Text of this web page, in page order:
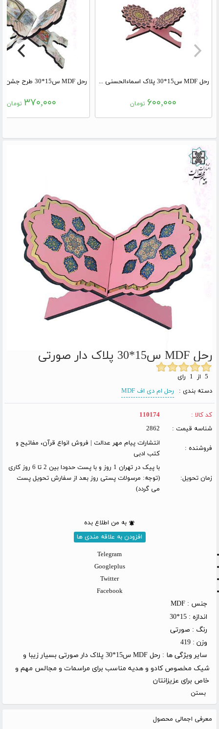
رحل MDF س15*30 پلاک اسماءالحسنی صورتی
۶۰۰,۰۰۰ تومان ۳۷۰,۰۰۰ تومان
رحل MDF س15*30 پلاک دار صورتی
دسته بندی :
رحل ام دی اف MDF
کد کالا :
110174
شناسه قیمت :
2862
فروشنده :
انتشارات پیام مهر عدالت | فروش انواع قرآن، مفاتیح و
کتب ادبی
زمان تحویل:
با پیک در تهران 1 روز و با پست حدودا بین 2 تا 6 روز کاری
(توجه: مرسولات پستی روز بعد از سفارش تحویل پست
می گردد)
به من اطلاع بده
افزودن به علاقه مندی ها
Telegram
Googleplus
Twitter
Facebook
جنس : MDF
اندازه : 15*30
رنگ : صورتی
وزن : 419
سایر ویژگی ها :
رحل MDF س15*30 پلاک دار صورتی بسیار زیبا و
شیک مخصوص کادو و هدیه مناسب برای مراسمات و مجالس مهم و
خاص برای عزیزانتان
بستن
معرفی اجمالی محصول